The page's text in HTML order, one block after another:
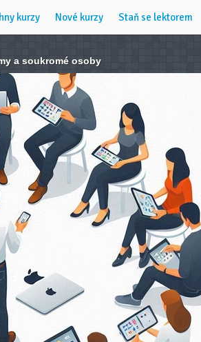
kurzy Nové kurzy Staň se lektorem
a soukromé osoby